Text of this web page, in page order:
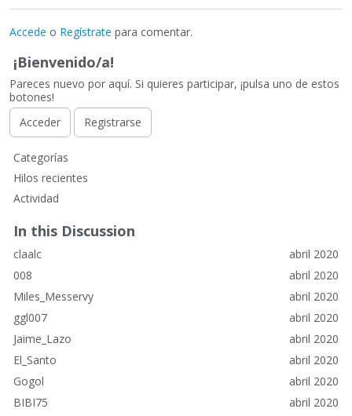
Accede o Regístrate para comentar.
¡Bienvenido/a!
Pareces nuevo por aquí. Si quieres participar, ¡pulsa uno de estos
botones!
Acceder
Registrarse
E
n
a
c
e
s
r
á
d
o
s
Categorías
Hilos recientes
Actividad
In this Discussion
abril 2020
claalc
abril 2020
008
abril 2020
Miles_Messervy
abril 2020
ggl007
abril 2020
Jaime_Lazo
abril 2020
El_Santo
abril 2020
Gogol
abril 2020
BIBI75